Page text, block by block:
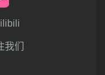
我们